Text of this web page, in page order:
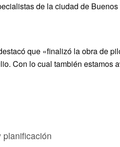
de la ciudad de
que «finalizó la obra de
Con lo cual también estamos
planificación